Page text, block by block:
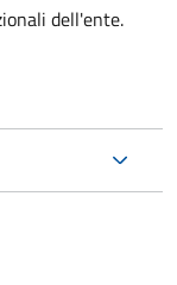
dell'ente.